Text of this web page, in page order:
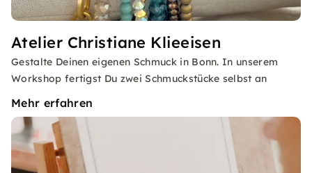
Atelier Christiane Klieeisen
Gestalte Deinen eigenen Schmuck in Bonn. In unserem
Workshop fertigst Du zwei Schmuckstücke selbst an
Mehr erfahren